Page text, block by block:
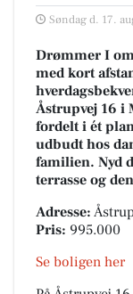
Søndag d. 17.
Drømmer I
med kort
Åstrupvej 16 i
fordelt i ét
udbudt hos
familien. Nyd
terrasse og
Adresse:
Pris: 995.000
Se boligen her